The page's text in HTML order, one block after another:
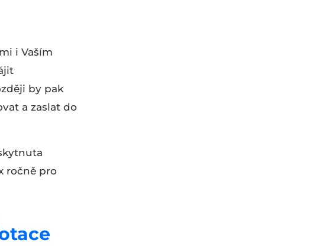
i Vaším
by pak
a zaslat do
ročně pro